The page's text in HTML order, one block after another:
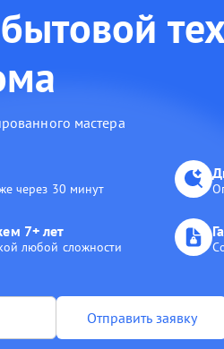
мастера
через 30 минут
7+ лет
любой сложности
Отправить заявку